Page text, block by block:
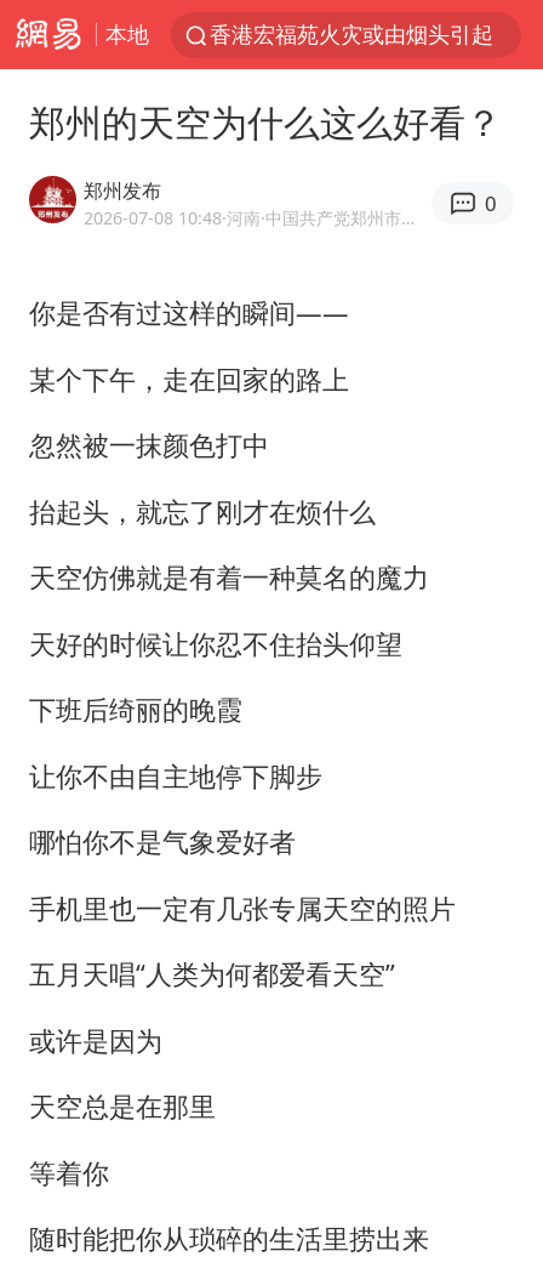
本地
香港宏福苑火灾或由烟头引起
用AI造出新病毒意味着什么
万岁山接盘烂尾恒大文旅城
薛之谦杭州站演唱会取消
习近平心系体育强国建设
郑州的天空为什么这么好看？
郑州发布
2026-07-08 10:48·河南 ·中国共产党郑州市委员会宣传部官方网易号
0
你是否有过这样的瞬间——
某个下午，走在回家的路上
忽然被一抹颜色打中
抬起头，就忘了刚才在烦什么
天空仿佛就是有着一种莫名的魔力
天好的时候让你忍不住抬头仰望
下班后绮丽的晚霞
让你不由自主地停下脚步
哪怕你不是气象爱好者
手机里也一定有几张专属天空的照片
五月天唱“人类为何都爱看天空”
或许是因为
天空总是在那里
等着你
随时能把你从琐碎的生活里捞出来